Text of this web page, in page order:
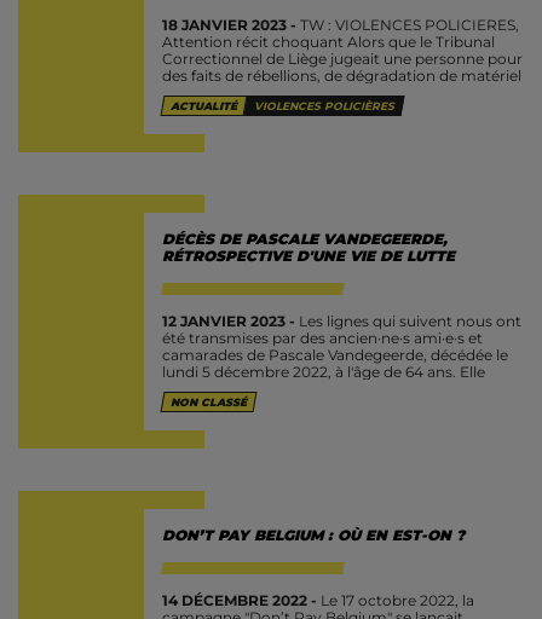
18 JANVIER 2023 - TW : VIOLENCES POLICIERES,
Attention récit choquant Alors que le Tribunal
Correctionnel de Liège jugeait une personne pour
des faits de rébellions, de dégradation de matériel
et de coups à agents, des...
ACTUALITÉ VIOLENCES POLICIÈRES
DÉCÈS DE PASCALE VANDEGEERDE,
RÉTROSPECTIVE D'UNE VIE DE LUTTE
12 JANVIER 2023 - Les lignes qui suivent nous ont
été transmises par des ancien·ne·s ami·e·s et
camarades de Pascale Vandegeerde, décédée le
lundi 5 décembre 2022, à l'âge de 64 ans. Elle
était...
NON CLASSÉ
DON’T PAY BELGIUM : OÙ EN EST-ON ?
14 DÉCEMBRE 2022 - Le 17 octobre 2022, la